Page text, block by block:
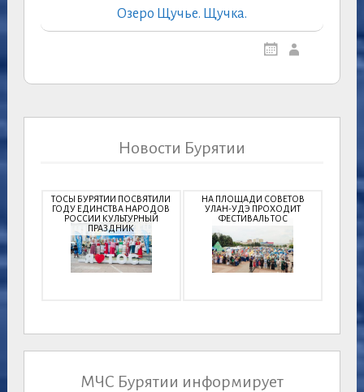
Озеро Щучье. Щучка.
Новости Бурятии
ТОСЫ БУРЯТИИ ПОСВЯТИЛИ
ГОДУ ЕДИНСТВА НАРОДОВ
РОССИИ КУЛЬТУРНЫЙ
ПРАЗДНИК
НА ПЛОЩАДИ СОВЕТОВ
УЛАН-УДЭ ПРОХОДИТ
ФЕСТИВАЛЬ ТОС
МЧС Бурятии информирует